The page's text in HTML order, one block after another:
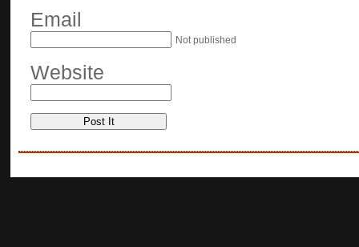
Email
Not published
Website